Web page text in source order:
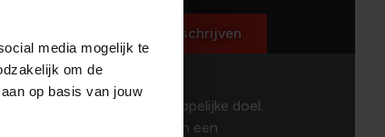
media mogelijk te
om de
op basis van jouw
Inschrijven
Dat is ons maatschappelijke doel.
zoals jij, bouwen we aan een